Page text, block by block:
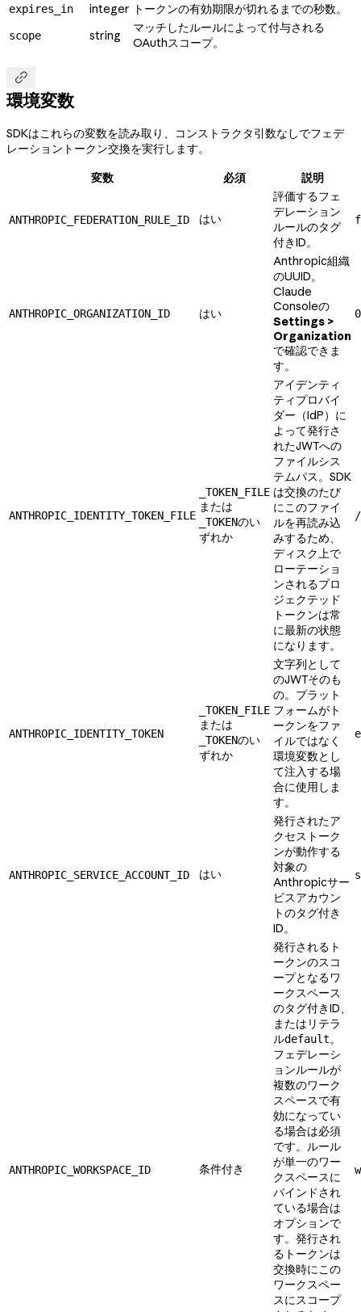
expires_in integer トークンの有効期限が切れるまでの秒数。
scope string
マッチしたルールによって付与される
OAuthスコープ。

環境変数
SDKはこれらの変数を読み取り、コンストラクタ引数なしでフェデ
レーショントークン交換を実行します。
変数
必須 説明
ANTHROPIC_FEDERATION_RULE_ID はい
評価するフェ
デレーション
ルールのタグ
付きID。
ANTHROPIC_ORGANIZATION_ID はい
Anthropic組織
のUUID。
Claude
Consoleの
Settings >
Organization
で確認できま
す。
ANTHROPIC_IDENTITY_TOKEN_FILE
_TOKEN_FILE
または
_TOKENのい
ずれか
アイデンティ
ティプロバイ
ダー（IdP）に
よって発行さ
れたJWTへの
ファイルシス
テムパス。SDK
は交換のたび
にこのファイ
ルを再読み込
みするため、
ディスク上で
ローテーショ
ンされるプロ
ジェクテッド
トークンは常
に最新の状態
になります。
ANTHROPIC_IDENTITY_TOKEN
_TOKEN_FILE
または
_TOKENのい
ずれか
文字列として
のJWTそのも
の。プラット
フォームがト
ークンをファ
イルではなく
環境変数とし
て注入する場
合に使用しま
す。
ANTHROPIC_SERVICE_ACCOUNT_ID はい
発行されたア
クセストーク
ンが動作する
対象の
Anthropicサー
ビスアカウン
トのタグ付き
ID。
ANTHROPIC_WORKSPACE_ID 条件付き
発行されるト
ークンのスコ
ープとなるワ
ークスペース
のタグ付きID、
またはリテラ
ルdefault。
フェデレーシ
ョンルールが
複数のワーク
スペースで有
効になってい
る場合は必須
です。ルール
が単一のワー
クスペースに
バインドされ
ている場合は
オプションで
す。発行され
るトークンは
交換時にこの
ワークスペー
スにスコープ